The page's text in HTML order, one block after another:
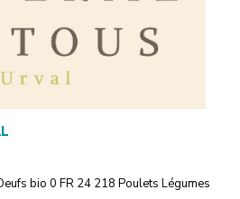
bio 0 FR 24 218 Poulets Légumes